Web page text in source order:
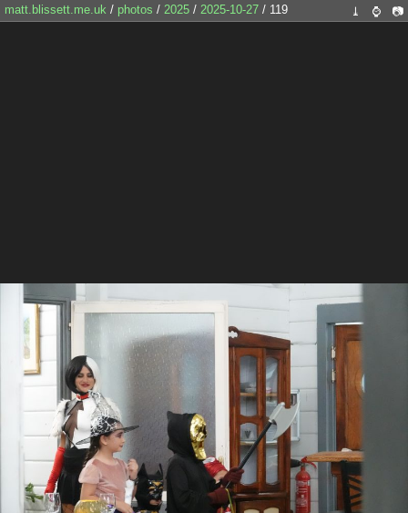
matt.blissett.me.uk / photos / 2025 / 2025-10-27 / 119 ⤓ ⌚ 📷